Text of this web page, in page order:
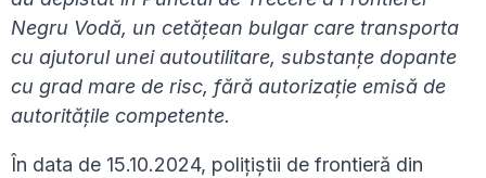
Negru Vodă, un cetățean bulgar care transporta
cu ajutorul unei autoutilitare, substanțe dopante
cu grad mare de risc, fără autorizație emisă de
autoritățile competente.
În data de 15.10.2024, polițiștii de frontieră din